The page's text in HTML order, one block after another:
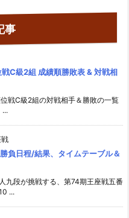
事
C級2組 成績順勝敗表 & 対戦相
戦C級2組の対戦相手＆勝敗の一覧
...
負日程/結果、タイムテーブル＆
九段が挑戦する、第74期王座戦五番
...